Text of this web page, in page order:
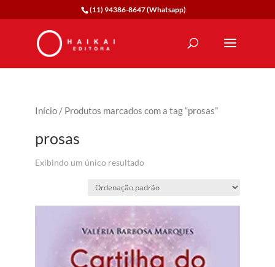
(11) 94386-8647 (Whatsapp)
Início/ Produtos marcados com a tag “prosas”
prosas
Exibindo um único resultado